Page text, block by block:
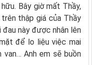
Bây giờ mất Thầy,
thập giá của Thầy
này được nhân lên
để lo liệu việc mai
van… Anh em sẽ buồn